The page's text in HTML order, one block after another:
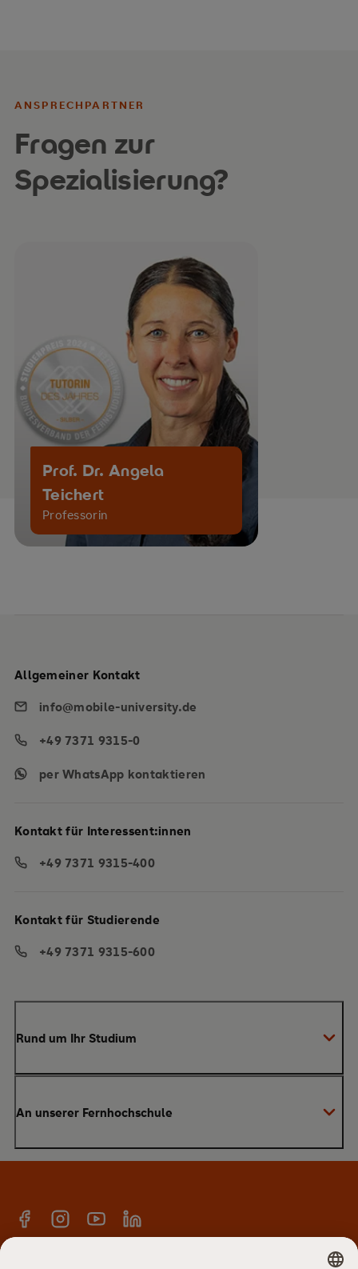
ANSPRECHPARTNER
Fragen zur
Spezialisierung?
Prof. Dr. Angela
Teichert
Professorin
Rund um Ihr Studium
Anrechnung von Vorleistungen
Studienberatung
Master
An unserer Fernhochschule
Warum SRH?
E-Campus
Allgemeiner Kontakt
info@mobile-university.de
+49 7371 9315-0
per WhatsApp kontaktieren
Kontakt für Interessent:innen
+49 7371 9315-400
Kontakt für Studierende
+49 7371 9315-600
FacebookInstagramYouTubeLinkedin